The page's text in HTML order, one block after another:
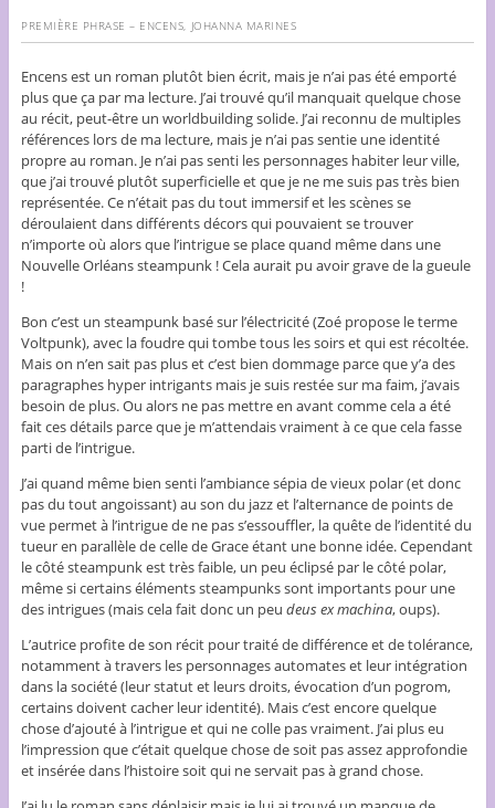
PREMIÈRE PHRASE – ENCENS, JOHANNA MARINES
Encens est un roman plutôt bien écrit, mais je n’ai pas été emporté
plus que ça par ma lecture. J’ai trouvé qu’il manquait quelque chose
au récit, peut-être un worldbuilding solide. J’ai reconnu de multiples
références lors de ma lecture, mais je n’ai pas sentie une identité
propre au roman. Je n’ai pas senti les personnages habiter leur ville,
que j’ai trouvé plutôt superficielle et que je ne me suis pas très bien
représentée. Ce n’était pas du tout immersif et les scènes se
déroulaient dans différents décors qui pouvaient se trouver
n’importe où alors que l’intrigue se place quand même dans une
Nouvelle Orléans steampunk ! Cela aurait pu avoir grave de la gueule
!
Bon c’est un steampunk basé sur l’électricité (Zoé propose le terme
Voltpunk), avec la foudre qui tombe tous les soirs et qui est récoltée.
Mais on n’en sait pas plus et c’est bien dommage parce que y’a des
paragraphes hyper intrigants mais je suis restée sur ma faim, j’avais
besoin de plus. Ou alors ne pas mettre en avant comme cela a été
fait ces détails parce que je m’attendais vraiment à ce que cela fasse
parti de l’intrigue.
J’ai quand même bien senti l’ambiance sépia de vieux polar (et donc
pas du tout angoissant) au son du jazz et l’alternance de points de
vue permet à l’intrigue de ne pas s’essouffler, la quête de l’identité du
tueur en parallèle de celle de Grace étant une bonne idée. Cependant
le côté steampunk est très faible, un peu éclipsé par le côté polar,
même si certains éléments steampunks sont importants pour une
des intrigues (mais cela fait donc un peu deus ex machina, oups).
L’autrice profite de son récit pour traité de différence et de tolérance,
notamment à travers les personnages automates et leur intégration
dans la société (leur statut et leurs droits, évocation d’un pogrom,
certains doivent cacher leur identité). Mais c’est encore quelque
chose d’ajouté à l’intrigue et qui ne colle pas vraiment. J’ai plus eu
l’impression que c’était quelque chose de soit pas assez approfondie
et insérée dans l’histoire soit qui ne servait pas à grand chose.